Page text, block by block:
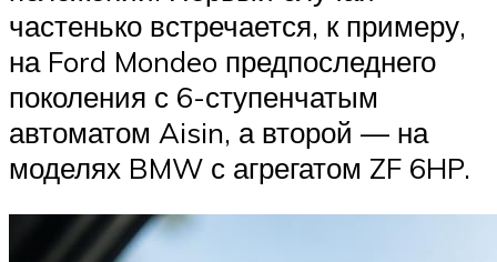
частенько встречается, к примеру,
на Ford Mondeo предпоследнего
поколения с 6-ступенчатым
автоматом Aisin, а второй — на
моделях BMW с агрегатом ZF 6HP.